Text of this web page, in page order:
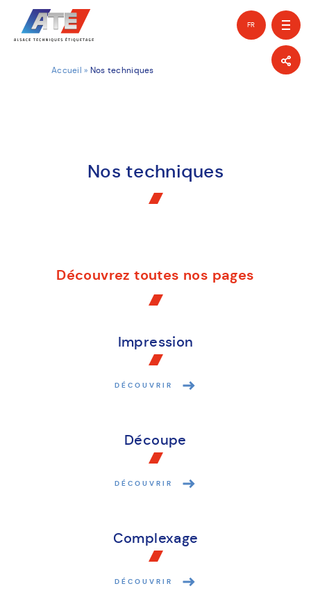
FR
Accueil » Nos techniques
Nos techniques
Découvrez toutes nos pages
Impression
DÉCOUVRIR
Découpe
DÉCOUVRIR
Complexage
DÉCOUVRIR